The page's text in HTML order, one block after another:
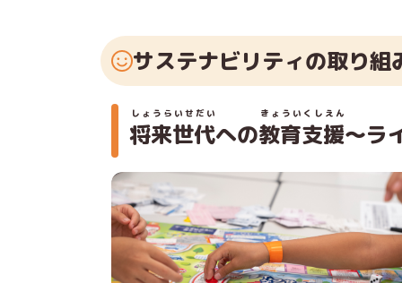
サステナビリティの取り組
将来世代
しょうらいせだい
への教育支援
きょういくしえん
～ラ